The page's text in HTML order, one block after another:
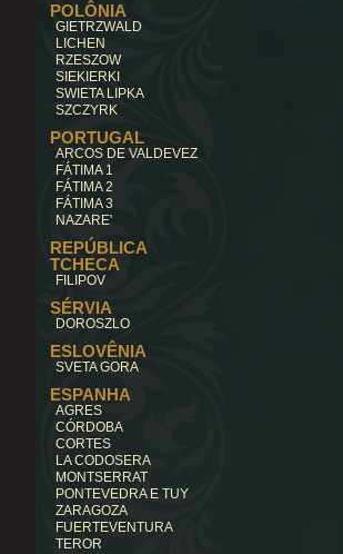
POLÔNIA
GIETRZWALD
LICHEN
RZESZOW
SIEKIERKI
SWIETA LIPKA
SZCZYRK
PORTUGAL
ARCOS DE VALDEVEZ
FÁTIMA 1
FÁTIMA 2
FÁTIMA 3
NAZARE'
REPÚBLICA
TCHECA
FILIPOV
SÉRVIA
DOROSZLO
ESLOVÊNIA
SVETA GORA
ESPANHA
AGRES
CÓRDOBA
CORTES
LA CODOSERA
MONTSERRAT
PONTEVEDRA E TUY
ZARAGOZA
FUERTEVENTURA
TEROR